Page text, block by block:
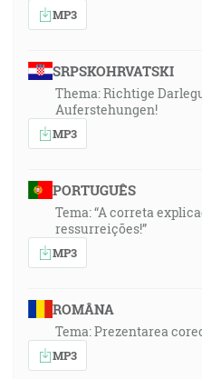
MP3
SRPSKOHRVATSKI
Thema: Richtige
Auferstehungen!
MP3
PORTUGUÊS
Tema: “A correta
ressurreições!”
MP3
ROMÂNA
Tema: Prezentarea
MP3